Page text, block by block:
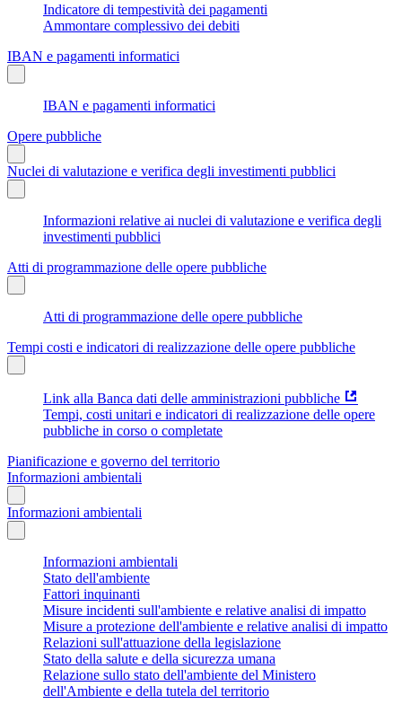
Indicatore di tempestività dei pagamenti
Ammontare complessivo dei debiti
IBAN e pagamenti informatici
IBAN e pagamenti informatici
Opere pubbliche
Nuclei di valutazione e verifica degli investimenti pubblici
Informazioni relative ai nuclei di valutazione e verifica degli
investimenti pubblici
Atti di programmazione delle opere pubbliche
Atti di programmazione delle opere pubbliche
Tempi costi e indicatori di realizzazione delle opere pubbliche
Link alla Banca dati delle amministrazioni pubbliche
Tempi, costi unitari e indicatori di realizzazione delle opere
pubbliche in corso o completate
Pianificazione e governo del territorio
Informazioni ambientali
Informazioni ambientali
Informazioni ambientali
Stato dell'ambiente
Fattori inquinanti
Misure incidenti sull'ambiente e relative analisi di impatto
Misure a protezione dell'ambiente e relative analisi di impatto
Relazioni sull'attuazione della legislazione
Stato della salute e della sicurezza umana
Relazione sullo stato dell'ambiente del Ministero
dell'Ambiente e della tutela del territorio